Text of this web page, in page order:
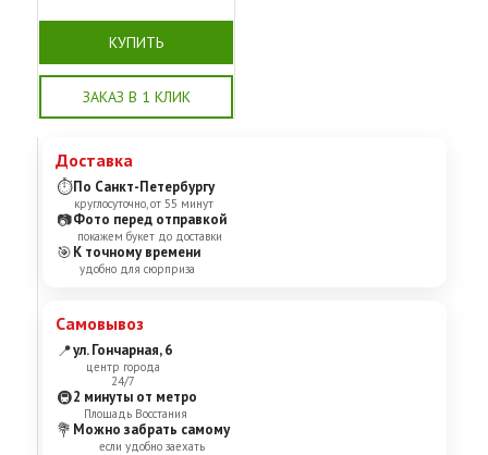
КУПИТЬ
ЗАКАЗ В 1 КЛИК
Доставка
⏱По Санкт-Петербургу
круглосуточно, от 55 минут
📷Фото перед отправкой
покажем букет до доставки
🎯К точному времени
удобно для сюрприза
Самовывоз
📍ул. Гончарная, 6
центр города
24/7
🚇2 минуты от метро
Площадь Восстания
💐 Можно забрать самому
если удобно заехать